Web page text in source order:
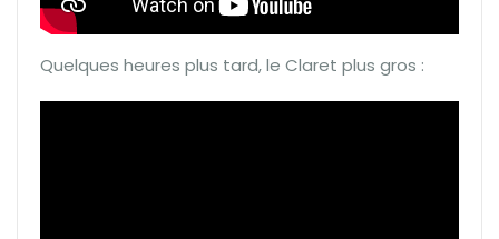
Quelques heures plus tard, le Claret plus gros :